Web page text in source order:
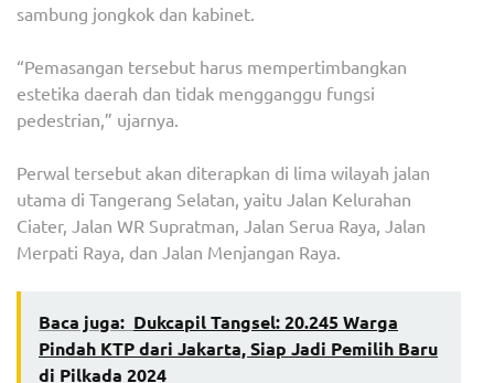
sambung jongkok dan kabinet.
“Pemasangan tersebut harus mempertimbangkan
estetika daerah dan tidak mengganggu fungsi
pedestrian,” ujarnya.
Perwal tersebut akan diterapkan di lima wilayah jalan
utama di Tangerang Selatan, yaitu Jalan Kelurahan
Ciater, Jalan WR Supratman, Jalan Serua Raya, Jalan
Merpati Raya, dan Jalan Menjangan Raya.
Baca juga: Dukcapil Tangsel: 20.245 Warga
Pindah KTP dari Jakarta, Siap Jadi Pemilih Baru
di Pilkada 2024